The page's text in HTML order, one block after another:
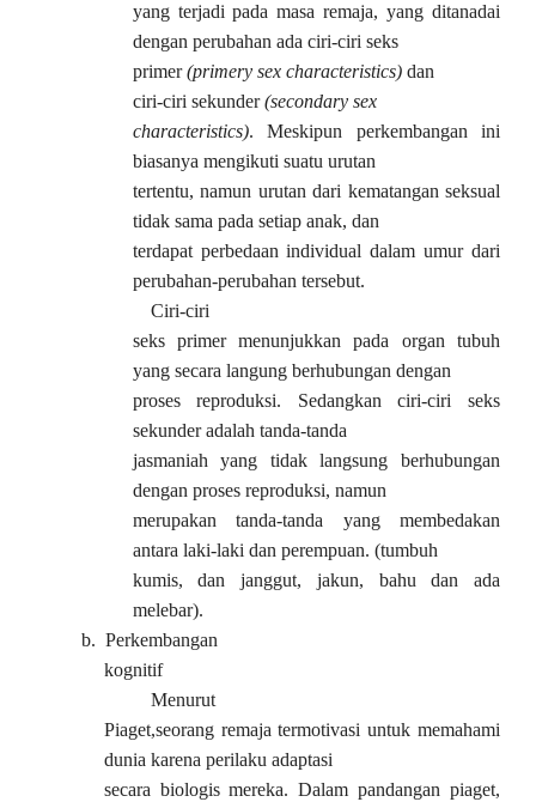
yang terjadi pada masa remaja, yang ditanadai
dengan perubahan ada ciri-ciri seks
primer(primery sex characteristics) dan
ciri-ciri sekunder(secondary sex
characteristics). Meskipun perkembangan ini
biasanya mengikuti suatu urutan
tertentu, namun urutan dari kematangan seksual
tidak sama pada setiap anak, dan
terdapat perbedaan individual dalam umur dari
perubahan-perubahan tersebut.
Ciri-ciri
seks primer menunjukkan pada organ tubuh
yang secara langung berhubungan dengan
proses reproduksi. Sedangkan ciri-ciri seks
sekunder adalah tanda-tanda
jasmaniah yang tidak langsung berhubungan
dengan proses reproduksi, namun
merupakan tanda-tanda yang membedakan
antara laki-laki dan perempuan. (tumbuh
kumis, dan janggut, jakun, bahu dan ada
melebar).
b. Perkembangan
kognitif
Menurut
Piaget,seorang remaja termotivasi untuk memahami
dunia karena perilaku adaptasi
secara biologis mereka. Dalam pandangan piaget,